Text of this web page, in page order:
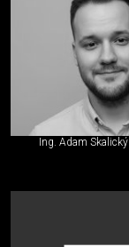
Ing. Adam Skalický